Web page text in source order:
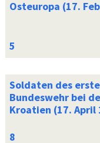
Osteuropa (17.
Soldaten des
Bundeswehr bei
Kroatien (17. April